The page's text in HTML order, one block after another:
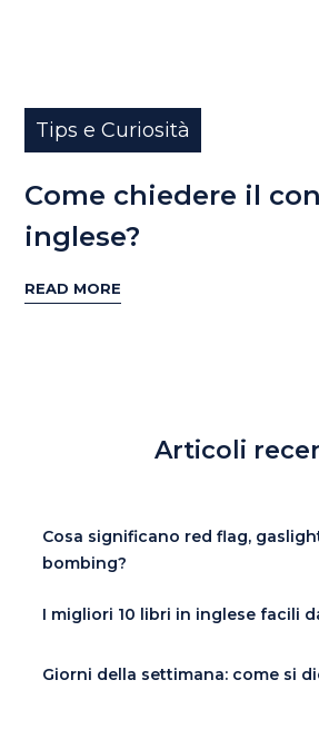
Tips e Curiosità
Come chiedere il
inglese?
READ MORE
Articoli
Cosa significano red flag,
bombing?
I migliori 10 libri in inglese facili
Giorni della settimana: come si